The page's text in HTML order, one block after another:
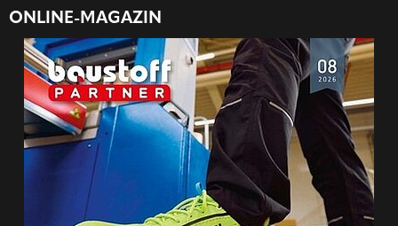
ONLINE-MAGAZIN